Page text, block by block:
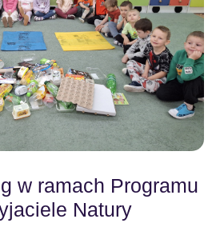
w ramach Programu
Natury